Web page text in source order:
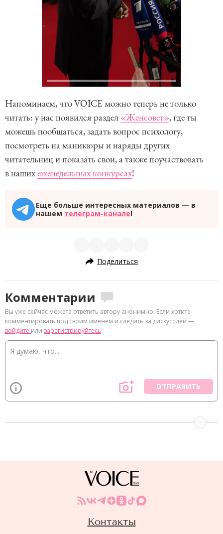
Напоминаем, что VOICE можно теперь не только
читать: у нас появился раздел «Женсовет», где ты
можешь пообщаться, задать вопрос психологу,
посмотреть на маникюры и наряды других
читательниц и показать свои, а также поучаствовать
в нашихеженедельных конкурсах!
Еще больше интересных материалов — в
нашем телеграм-канале!
Поделиться
Комментарии
Вы уже сейчас можете ответить автору анонимно. Если хотите
комментировать под своим именем и следить за дискуссией —
войдите или зарегистрируйтесь
ОТПРАВИТЬ
Контакты